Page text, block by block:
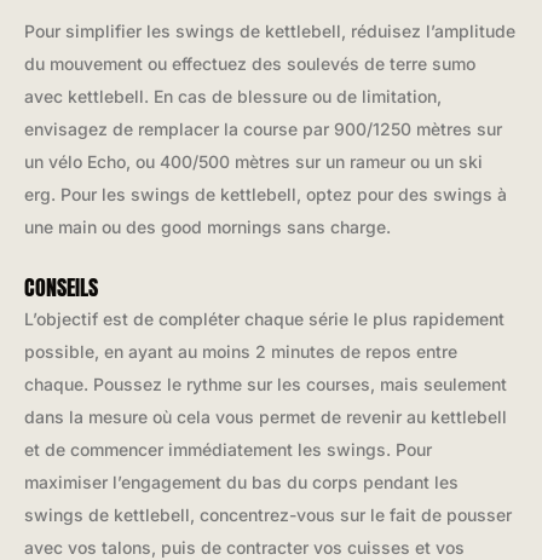
Pour simplifier les swings de kettlebell, réduisez l’amplitude
du mouvement ou effectuez des soulevés de terre sumo
avec kettlebell. En cas de blessure ou de limitation,
envisagez de remplacer la course par 900/1250 mètres sur
un vélo Echo, ou 400/500 mètres sur un rameur ou un ski
erg. Pour les swings de kettlebell, optez pour des swings à
une main ou des good mornings sans charge.
CONSEILS
L’objectif est de compléter chaque série le plus rapidement
possible, en ayant au moins 2 minutes de repos entre
chaque. Poussez le rythme sur les courses, mais seulement
dans la mesure où cela vous permet de revenir au kettlebell
et de commencer immédiatement les swings. Pour
maximiser l’engagement du bas du corps pendant les
swings de kettlebell, concentrez-vous sur le fait de pousser
avec vos talons, puis de contracter vos cuisses et vos